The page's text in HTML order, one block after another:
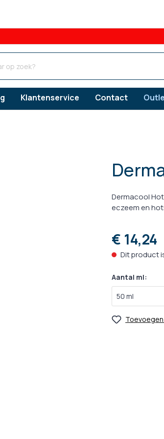
Klantenservice Contact
Verzorgingsproducten
Gebitsverzorging
Oorverzorging
Huidverzorging
Vachtverzorging
Kalmeringsmiddelen
Dermacool
eczeem en
€ 14,24
Dit product
Aantal ml: